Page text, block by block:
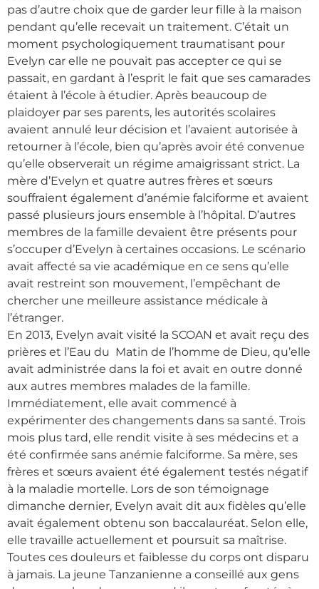
pas d’autre choix que de garder leur fille à la maison
pendant qu’elle recevait un traitement. C’était un
moment psychologiquement traumatisant pour
Evelyn car elle ne pouvait pas accepter ce qui se
passait, en gardant à l’esprit le fait que ses camarades
étaient à l’école à étudier. Après beaucoup de
plaidoyer par ses parents, les autorités scolaires
avaient annulé leur décision et l’avaient autorisée à
retourner à l’école, bien qu’après avoir été convenue
qu’elle observerait un régime amaigrissant strict. La
mère d’Evelyn et quatre autres frères et sœurs
souffraient également d’anémie falciforme et avaient
passé plusieurs jours ensemble à l’hôpital. D’autres
membres de la famille devaient être présents pour
s’occuper d’Evelyn à certaines occasions. Le scénario
avait affecté sa vie académique en ce sens qu’elle
avait restreint son mouvement, l’empêchant de
chercher une meilleure assistance médicale à
l’étranger.
En 2013, Evelyn avait visité la SCOAN et avait reçu des
prières et l’Eau du Matin de l’homme de Dieu, qu’elle
avait administrée dans la foi et avait en outre donné
aux autres membres malades de la famille.
Immédiatement, elle avait commencé à
expérimenter des changements dans sa santé. Trois
mois plus tard, elle rendit visite à ses médecins et a
été confirmée sans anémie falciforme. Sa mère, ses
frères et sœurs avaient été également testés négatif
à la maladie mortelle. Lors de son témoignage
dimanche dernier, Evelyn avait dit aux fidèles qu’elle
avait également obtenu son baccalauréat. Selon elle,
elle travaille actuellement et poursuit sa maîtrise.
Toutes ces douleurs et faiblesse du corps ont disparu
à jamais. La jeune Tanzanienne a conseillé aux gens